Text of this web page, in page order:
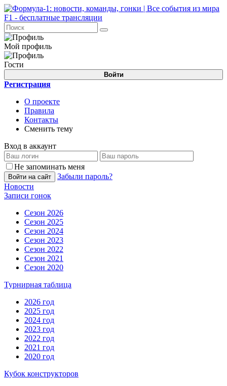
Мой профиль
Гости
Войти
Регистрация
О проекте
Правила
Контакты
Сменить тему
Вход в аккаунт
Не запоминать меня
Войти на сайт
Забыли пароль?
Новости
Записи гонок
Сезон 2026
Сезон 2025
Сезон 2024
Сезон 2023
Сезон 2022
Сезон 2021
Сезон 2020
Турнирная таблица
2026 год
2025 год
2024 год
2023 год
2022 год
2021 год
2020 год
Кубок конструкторов